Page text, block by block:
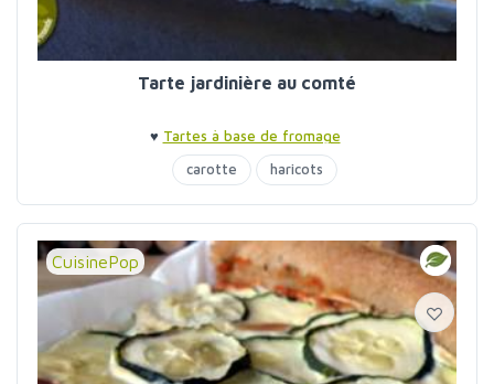
Tarte jardinière au comté
♥ Tartes à base de fromage
carotte
haricots
CuisinePop